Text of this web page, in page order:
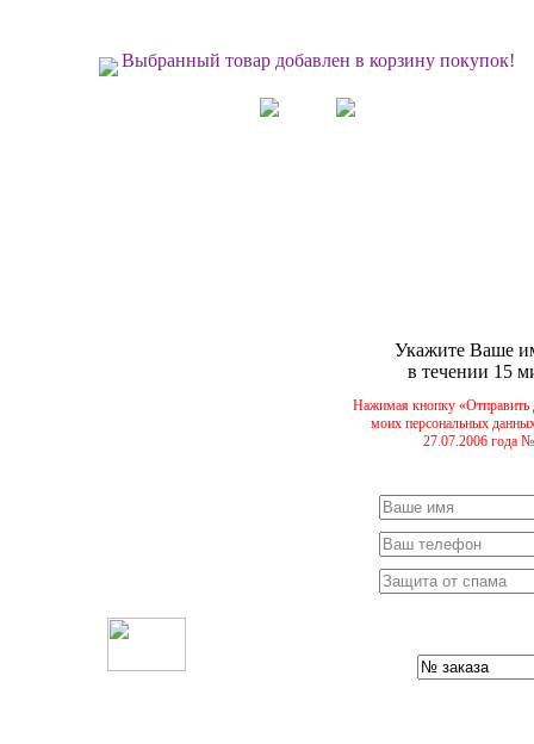
Выбранный товар добавлен в корзину покупок!
Укажите Ваше
в течении 15
Нажимая кнопку
моих персональных
27.07.2006 года